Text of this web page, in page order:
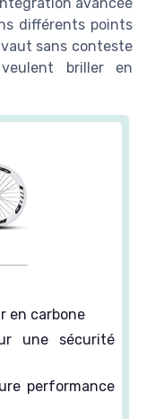
différents points
sans conteste
briller en
en carbone
une sécurité
performance